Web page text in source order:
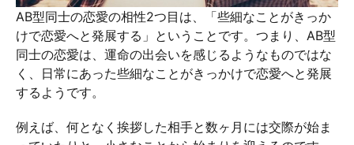
AB型同士の恋愛の相性2つ目は、「些細なことがきっか
けで恋愛へと発展する」ということです。つまり、AB型
同士の恋愛は、運命の出会いを感じるようなものではな
く、日常にあった些細なことがきっかけで恋愛へと発展
するようです。
例えば、何となく挨拶した相手と数ヶ月には交際が始ま